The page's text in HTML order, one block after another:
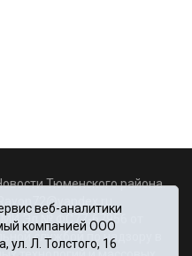
Тюменского района.
Rayon72@yandex.ru
Эл № ФС77-67956 от
службой по надзору в
веб-аналитики
компанией ООО
ул. Л. Толстого, 16